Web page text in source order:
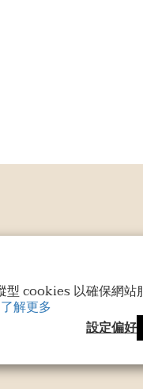
cookies 以確保網站
了解更多
設定偏好